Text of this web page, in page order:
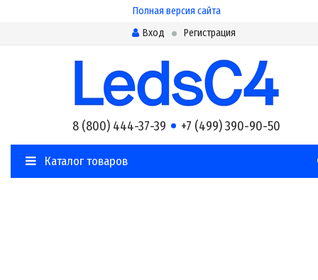
Полная версия сайта
Вход
Регистрация
8 (800) 444-37-39 +7 (499) 390-90-50
Каталог товаров